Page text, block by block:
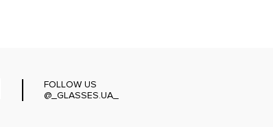
FOLLOW US
@_GLASSES.UA_